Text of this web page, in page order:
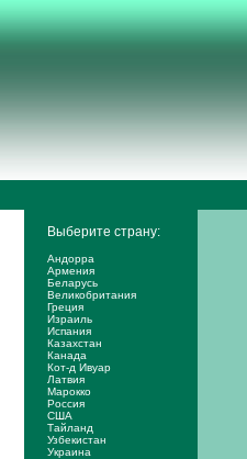
Выберите страну:
Андорра
Армения
Беларусь
Великобритания
Греция
Израиль
Испания
Казахстан
Канада
Кот-д Ивуар
Латвия
Марокко
Россия
США
Тайланд
Узбекистан
Украина